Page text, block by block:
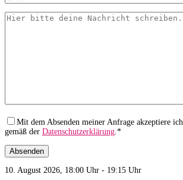
Mit dem Absenden meiner Anfrage akzeptiere
gemäß der Datenschutzerklärung .*
10. August 2026, 18:00 Uhr - 19:15 Uhr